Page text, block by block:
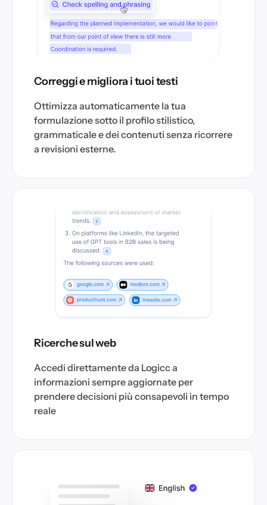
Correggi e migliora i tuoi testi
Ottimizza automaticamente la tua
formulazione sotto il profilo stilistico,
grammaticale e dei contenuti senza ricorrere
a revisioni esterne.
Ricerche sul web
Accedi direttamente da Logicc a
informazioni sempre aggiornate per
prendere decisioni più consapevoli in tempo
reale